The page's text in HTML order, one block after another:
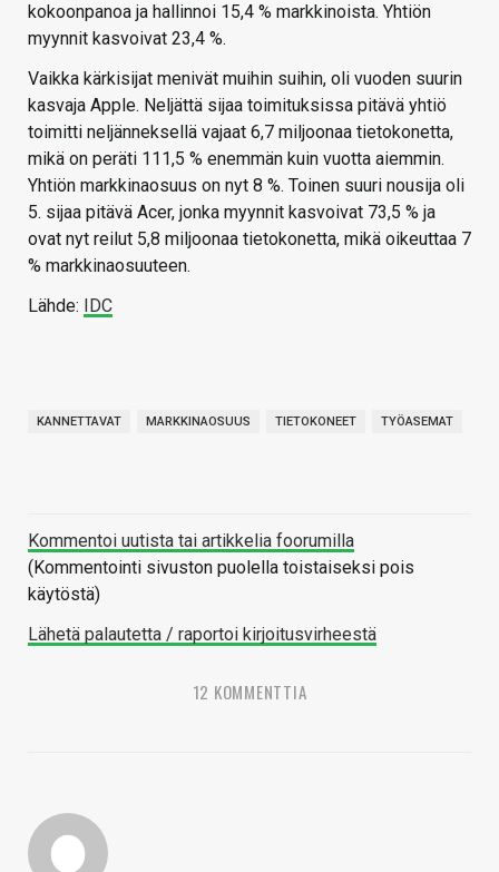
kokoonpanoa ja hallinnoi 15,4 % markkinoista. Yhtiön
myynnit kasvoivat 23,4 %.
Vaikka kärkisijat menivät muihin suihin, oli vuoden suurin
kasvaja Apple. Neljättä sijaa toimituksissa pitävä yhtiö
toimitti neljänneksellä vajaat 6,7 miljoonaa tietokonetta,
mikä on peräti 111,5 % enemmän kuin vuotta aiemmin.
Yhtiön markkinaosuus on nyt 8 %. Toinen suuri nousija oli
5. sijaa pitävä Acer, jonka myynnit kasvoivat 73,5 % ja
ovat nyt reilut 5,8 miljoonaa tietokonetta, mikä oikeuttaa 7
% markkinaosuuteen.
Lähde: IDC
KANNETTAVAT MARKKINAOSUUS TIETOKONEET TYÖASEMAT
Kommentoi uutista tai artikkelia foorumilla
(Kommentointi sivuston puolella toistaiseksi pois
käytöstä)
Lähetä palautetta / raportoi kirjoitusvirheestä
12 KOMMENTTIA